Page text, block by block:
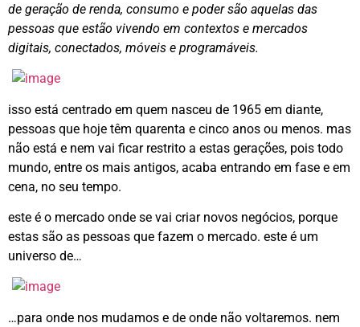
de geração de renda, consumo e poder são aquelas das
pessoas que estão vivendo em contextos e mercados
digitais, conectados, móveis e programáveis.
isso está centrado em quem nasceu de 1965 em diante,
pessoas que hoje têm quarenta e cinco anos ou menos. mas
não está e nem vai ficar restrito a estas gerações, pois todo
mundo, entre os mais antigos, acaba entrando em fase e em
cena, no seu tempo.
este é o mercado onde se vai criar novos negócios, porque
estas são as pessoas que fazem o mercado. este é um
universo de…
…para onde nos mudamos e de onde não voltaremos. nem